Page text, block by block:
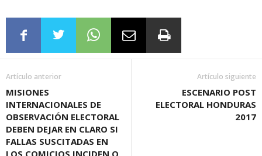
Artículo anterior
MISIONES
INTERNACIONALES DE
OBSERVACIÓN ELECTORAL
DEBEN DEJAR EN CLARO SI
FALLAS SUSCITADAS EN
LOS COMICIOS INCIDEN O
Artículo siguiente
ESCENARIO POST
ELECTORAL HONDURAS
2017